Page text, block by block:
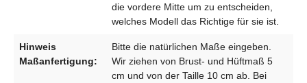
die vordere Mitte um zu entscheiden,
welches Modell das Richtige für sie ist.
Hinweis
Maßanfertigung:
Bitte die natürlichen Maße eingeben.
Wir ziehen von Brust- und Hüftmaß 5
cm und von der Taille 10 cm ab. Bei